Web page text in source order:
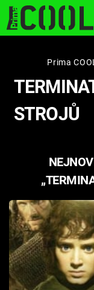
STARHOUSE
ESCAPE PLNEJ
Témata
Seriály
Hry
Cool Esport
Prima COOL
STROJŮ